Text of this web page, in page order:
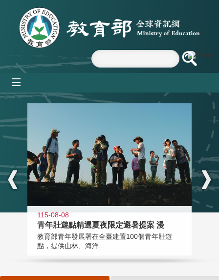
跳到主要內容區塊
:::
115-08-08
青年壯遊點精選夏夜限定避暑提案 漫
教育部青年發展署在全臺建置100個青年壯遊
點，提供山林、海洋...